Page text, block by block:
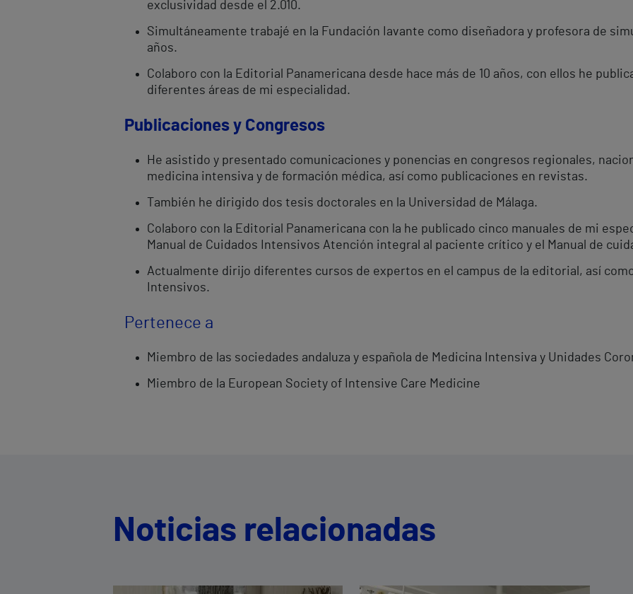
exclusividad desde el 2.010.
Simultáneamente trabajé en la Fundación Iavante como diseñadora y profesora de
años.
Colaboro con la Editorial Panamericana desde hace más de 10 años, con ellos he
diferentes áreas de mi especialidad.
Publicaciones y Congresos
He asistido y presentado comunicaciones y ponencias en congresos regionales,
medicina intensiva y de formación médica, así como publicaciones en revistas.
También he dirigido dos tesis doctorales en la Universidad de Málaga.
Colaboro con la Editorial Panamericana con la he publicado cinco manuales de mi
Manual de Cuidados Intensivos Atención integral al paciente crítico y el Manual de
Actualmente dirijo diferentes cursos de expertos en el campus de la editorial, así
Intensivos.
Pertenece a
Miembro de las sociedades andaluza y española de Medicina Intensiva y Unidades
Miembro de la European Society of Intensive Care Medicine
Noticias relacionadas